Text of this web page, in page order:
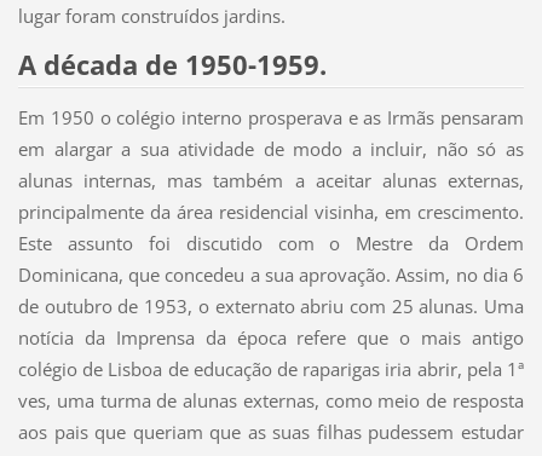
lugar foram construídos jardins.
A década de 1950-1959.
Em 1950 o colégio interno prosperava e as Irmãs pensaram
em alargar a sua atividade de modo a incluir, não só as
alunas internas, mas também a aceitar alunas externas,
principalmente da área residencial visinha, em crescimento.
Este assunto foi discutido com o Mestre da Ordem
Dominicana, que concedeu a sua aprovação. Assim, no dia 6
de outubro de 1953, o externato abriu com 25 alunas. Uma
notícia da Imprensa da época refere que o mais antigo
colégio de Lisboa de educação de raparigas iria abrir, pela 1ª
ves, uma turma de alunas externas, como meio de resposta
aos pais que queriam que as suas filhas pudessem estudar